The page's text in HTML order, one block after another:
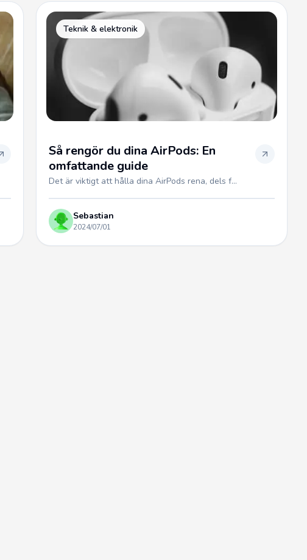
Teknik & elektronik
Så rengör du dina AirPods: En
omfattande guide
Det är viktigt att hålla dina AirPods rena, dels f...
Sebastian
2024/07/01